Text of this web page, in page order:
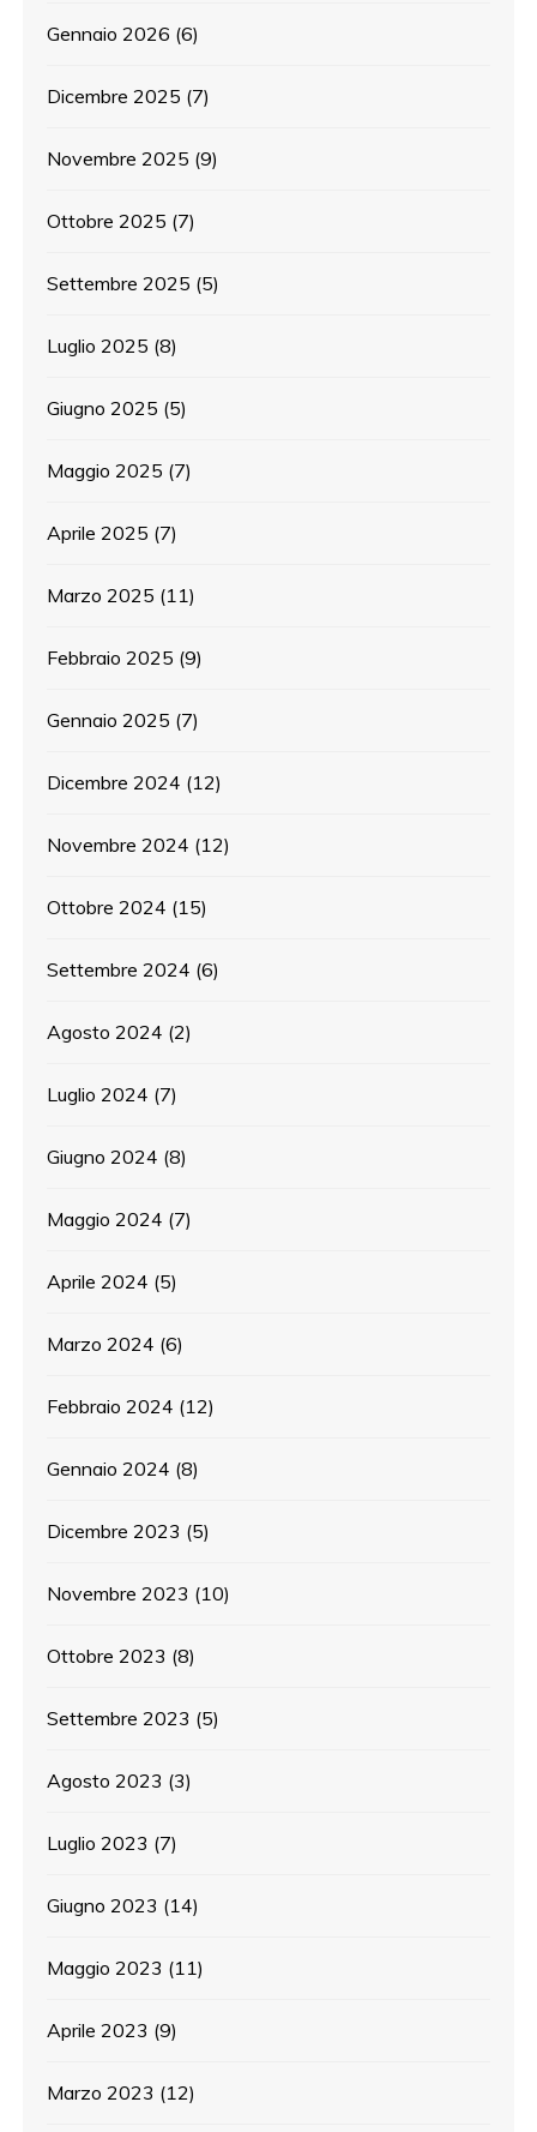
Gennaio 2026 (6)
Dicembre 2025 (7)
Novembre 2025 (9)
Ottobre 2025 (7)
Settembre 2025 (5)
Luglio 2025 (8)
Giugno 2025 (5)
Maggio 2025 (7)
Aprile 2025 (7)
Marzo 2025 (11)
Febbraio 2025 (9)
Gennaio 2025 (7)
Dicembre 2024 (12)
Novembre 2024 (12)
Ottobre 2024 (15)
Settembre 2024 (6)
Agosto 2024 (2)
Luglio 2024 (7)
Giugno 2024 (8)
Maggio 2024 (7)
Aprile 2024 (5)
Marzo 2024 (6)
Febbraio 2024 (12)
Gennaio 2024 (8)
Dicembre 2023 (5)
Novembre 2023 (10)
Ottobre 2023 (8)
Settembre 2023 (5)
Agosto 2023 (3)
Luglio 2023 (7)
Giugno 2023 (14)
Maggio 2023 (11)
Aprile 2023 (9)
Marzo 2023 (12)